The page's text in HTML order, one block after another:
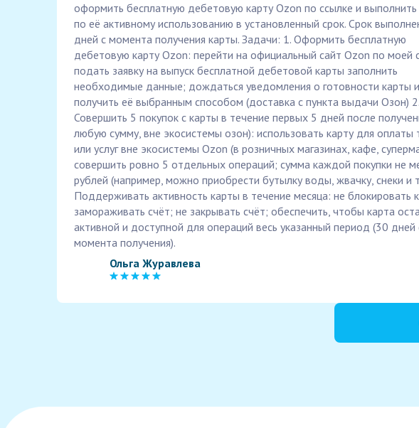
оформить бесплатную дебетовую карту Ozon по ссылке и выполнить
по её активному использованию в установленный срок. Срок
дней с момента получения карты. Задачи: 1. Оформить бесплатную
дебетовую карту Ozon: перейти на официальный сайт Ozon по моей
подать заявку на выпуск бесплатной дебетовой карты заполнить
необходимые данные; дождаться уведомления о готовности карты и
получить её выбранным способом (доставка с пункта выдачи Озон) 2.
Совершить 5 покупок с карты в течение первых 5 дней после
любую сумму, вне экосистемы озон): использовать карту для оплаты
или услуг вне экосистемы Ozon (в розничных магазинах, кафе,
совершить ровно 5 отдельных операций; сумма каждой покупки не
рублей (например, можно приобрести бутылку воды, жвачку, снеки и
Поддерживать активность карты в течение месяца: не блокировать
замораживать счёт; не закрывать счёт; обеспечить, чтобы карта
активной и доступной для операций весь указанный период (30 дней
момента получения).
Ольга Журавлева